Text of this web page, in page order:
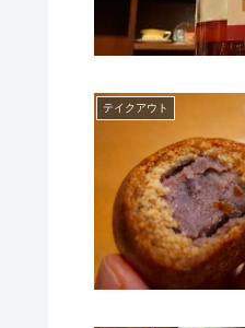
テイクアウト